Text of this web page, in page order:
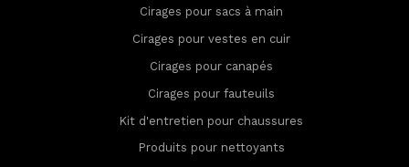
Cirages pour sacs à main
Cirages pour vestes en cuir
Cirages pour canapés
Cirages pour fauteuils
Kit d'entretien pour chaussures
Produits pour nettoyants